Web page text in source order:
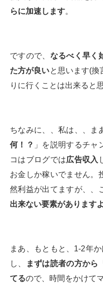
らに加速します。
ですので、 なるべく早く
た方が良いと思います(換
りに行くことは出来ると
ちなみに、、私は、、ま
何！？ 」を説明するチャ
コはブログでは広告収入
お金しか稼いでません。
然利益が出てますが、、
出来ない要素があります
まあ、もともと、1-2年
し、
まずは読者の方から
てるので、時間をかけて